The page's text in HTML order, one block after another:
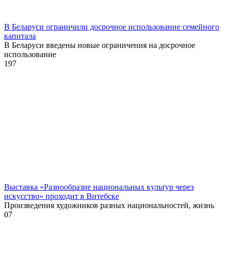
В Беларуси ограничили досрочное использование семейного
капитала
В Беларуси введены новые ограничения на досрочное
использование
197
Выставка «Разнообразие национальных культур через
искусство» проходит в Витебске
Произведения художников разных национальностей, жизнь
07